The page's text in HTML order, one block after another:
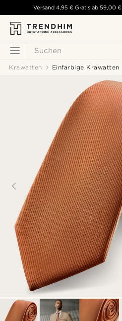
Suchen
Versand 4,95 € Gratis ab 59,00 €
Krawatten Einfarbige Krawatten